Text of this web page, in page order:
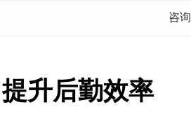
咨
升后勤效率